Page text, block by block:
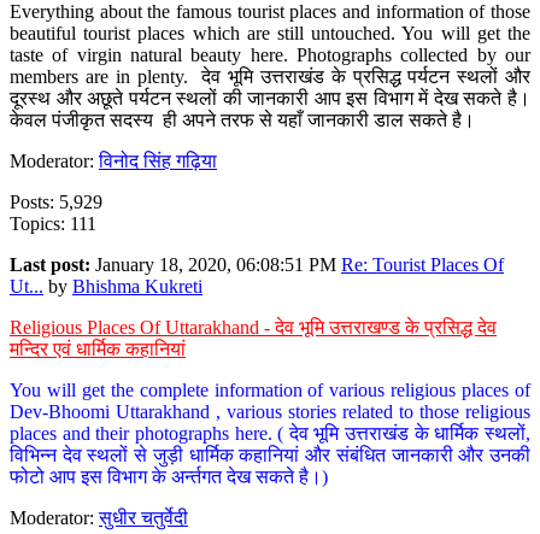
Everything about the famous tourist places and information of those
beautiful tourist places which are still untouched. You will get the
taste of virgin natural beauty here. Photographs collected by our
members are in plenty. देव भूमि उत्तराखंड के प्रसिद्ध पर्यटन स्थलों और
दूरस्थ और अछूते पर्यटन स्थलों की जानकारी आप इस विभाग में देख सकते है।
केवल पंजीकृत सदस्य ही अपने तरफ से यहाँ जानकारी डाल सकते है।
Moderator:विनोद सिंह गढ़िया
Posts: 5,929
Topics: 111
Last post: January 18, 2020, 06:08:51 PM Re: Tourist Places Of
Ut... by Bhishma Kukreti
Religious Places Of Uttarakhand - देव भूमि उत्तराखण्ड के प्रसिद्ध देव
मन्दिर एवं धार्मिक कहानियां
You will get the complete information of various religious places of
Dev-Bhoomi Uttarakhand , various stories related to those religious
places and their photographs here. ( देव भूमि उत्तराखंड के धार्मिक स्थलों,
विभिन्न देव स्थलों से जुड़ी धार्मिक कहानियां और संबंधित जानकारी और उनकी
फोटो आप इस विभाग के अर्न्तगत देख सकते है।)
Moderator:सुधीर चतुर्वेदी